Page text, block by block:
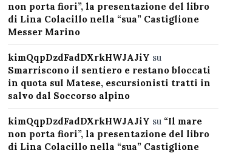
non porta fiori”, la presentazione del libro
di Lina Colacillo nella “sua” Castiglione
Messer Marino
kimQqpDzdFadDXrkHWJAJiY su
Smarriscono il sentiero e restano bloccati
in quota sul Matese, escursionisti tratti in
salvo dal Soccorso alpino
kimQqpDzdFadDXrkHWJAJiY su “Il mare
non porta fiori”, la presentazione del libro
di Lina Colacillo nella “sua” Castiglione